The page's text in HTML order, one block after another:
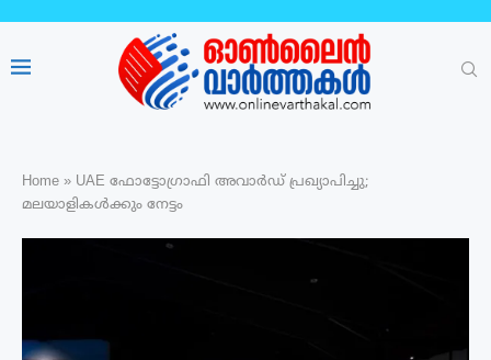
Home » UAE ഫോട്ടോഗ്രാഫി അവാർഡ് പ്രഖ്യാപിച്ചു;
മലയാളികൾക്കും നേട്ടം